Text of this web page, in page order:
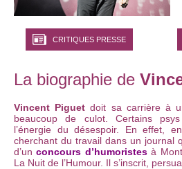
CRITIQUES PRESSE
La biographie de
Vincent Piguet doit sa carrière à
beaucoup de culot. Certains
l’énergie du désespoir. En effet,
cherchant du travail dans un journal
d’unconcours d’humoristesà
La Nuit de l’Humour. Il s’inscrit,